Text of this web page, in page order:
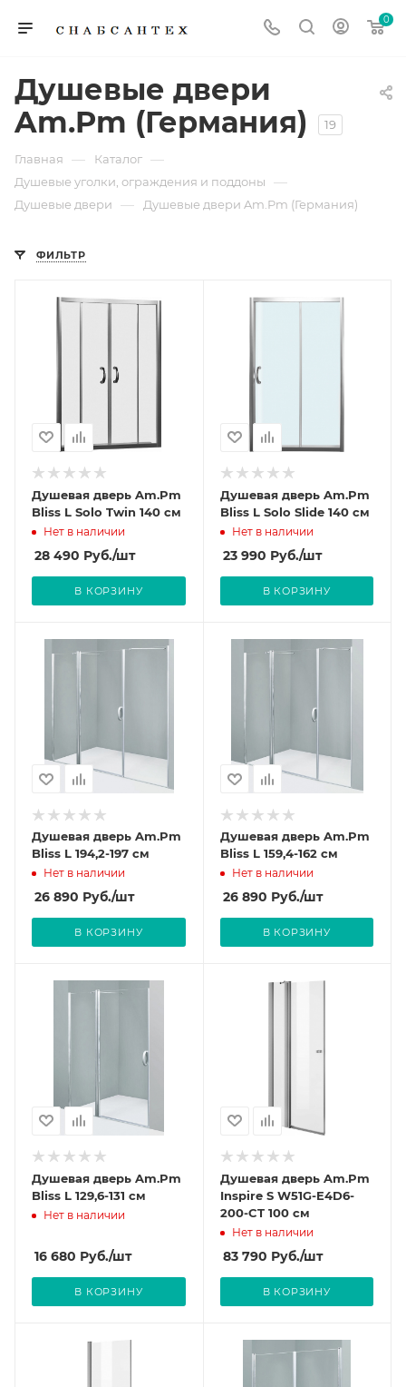
0
Душевые двери
Am.Pm (Германия)
19
Главная — Каталог —
Душевые уголки, ограждения и поддоны —
Душевые двери — Душевые двери Am.Pm (Германия)
ФИЛЬТР
Душевая дверь Am.Pm
Bliss L Solo Twin 140 см
Нет в наличии
28 490 Руб./шт
В КОРЗИНУ
Душевая дверь Am.Pm
Bliss L Solo Slide 140 см
Нет в наличии
23 990 Руб./шт
В КОРЗИНУ
Душевая дверь Am.Pm
Bliss L 194,2-197 см
Нет в наличии
26 890 Руб./шт
В КОРЗИНУ
Душевая дверь Am.Pm
Bliss L 159,4-162 см
Нет в наличии
26 890 Руб./шт
В КОРЗИНУ
Душевая дверь Am.Pm
Bliss L 129,6-131 см
Нет в наличии
16 680 Руб./шт
В КОРЗИНУ
Душевая дверь Am.Pm
Inspire S W51G-E4D6-
200-CT 100 см
Нет в наличии
83 790 Руб./шт
В КОРЗИНУ